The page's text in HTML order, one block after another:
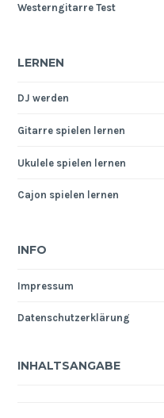
Westerngitarre Test
LERNEN
DJ werden
Gitarre spielen lernen
Ukulele spielen lernen
Cajon spielen lernen
INFO
Impressum
Datenschutzerklärung
INHALTSANGABE